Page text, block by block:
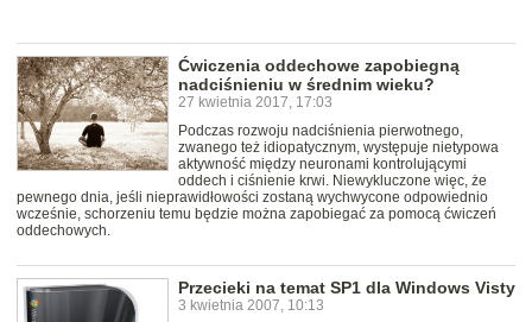
Ćwiczenia oddechowe zapobiegną
nadciśnieniu w średnim wieku?
27 kwietnia 2017, 17:03
Podczas rozwoju nadciśnienia pierwotnego,
zwanego też idiopatycznym, występuje nietypowa
aktywność między neuronami kontrolującymi
oddech i ciśnienie krwi. Niewykluczone więc, że
pewnego dnia, jeśli nieprawidłowości zostaną wychwycone odpowiednio
wcześnie, schorzeniu temu będzie można zapobiegać za pomocą ćwiczeń
oddechowych.
Przecieki na temat SP1 dla Windows Visty
3 kwietnia 2007, 10:13